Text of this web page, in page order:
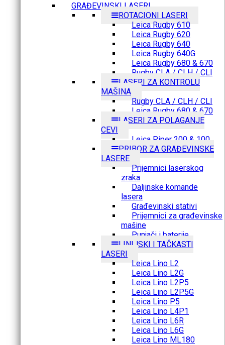
GRAĐEVINSKI LASERI
ROTACIONI LASERI
Leica Rugby 610
Leica Rugby 620
Leica Rugby 640
Leica Rugby 640G
Leica Rugby 680 & 670
Rugby CLA / CLH / CLI
LASERI ZA KONTROLU
MAŠINA
Rugby CLA / CLH / CLI
Leica Rugby 680 & 670
LASERI ZA POLAGANJE
CEVI
Leica Piper 200 & 100
PRIBOR ZA GRAĐEVINSKE
LASERE
Prijemnici laserskog
zraka
Daljinske komande
lasera
Građevinski stativi
Prijemnici za građevinske
mašine
Punjači i baterije
LINIJSKI I TAČKASTI
LASERI
Leica Lino L2
Leica Lino L2G
Leica Lino L2P5
Leica Lino L2P5G
Leica Lino P5
Leica Lino L4P1
Leica Lino L6R
Leica Lino L6G
Leica Lino ML180